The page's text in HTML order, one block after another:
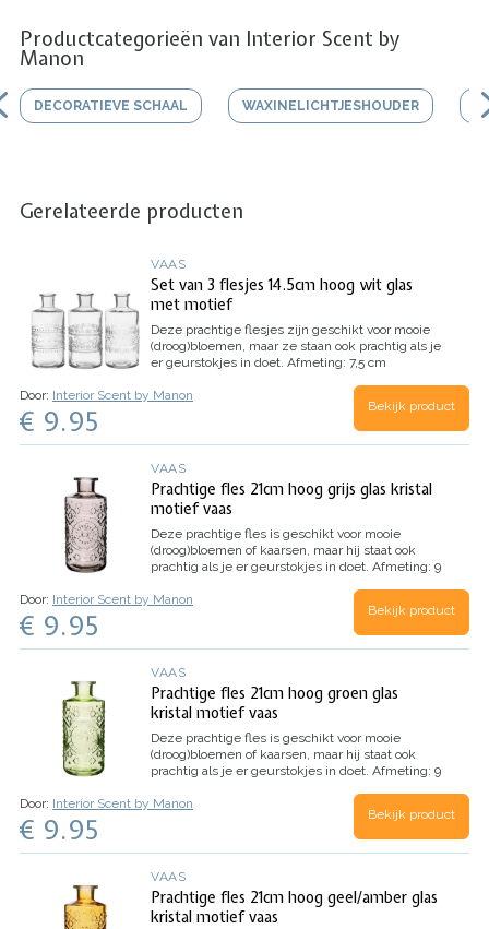
Productcategorieën van Interior Scent by
Manon
DECORATIEVE SCHAAL WAXINELICHTJESHOUDER
Gerelateerde producten
VAAS
Set van 3 flesjes 14.5cm hoog wit glas
met motief
Deze prachtige flesjes zijn geschikt voor mooie
(droog)bloemen, maar ze staan ook prachtig als je
er geurstokjes in doet. Afmeting: 7,5 cm
flesjes met verschillende motieven.
Door: Interior Scent by Manon
€ 9.95 Bekijk product
VAAS
Prachtige fles 21cm hoog grijs glas kristal
motief vaas
Deze prachtige fles is geschikt voor mooie
(droog)bloemen of kaarsen, maar hij staat ook
prachtig als je er geurstokjes in doet. Afmeting: 9
Door: Interior Scent by Manon
€ 9.95 Bekijk product
VAAS
Prachtige fles 21cm hoog groen glas
kristal motief vaas
Deze prachtige fles is geschikt voor mooie
(droog)bloemen of kaarsen, maar hij staat ook
prachtig als je er geurstokjes in doet. Afmeting: 9
Door: Interior Scent by Manon
€ 9.95 Bekijk product
VAAS
Prachtige fles 21cm hoog geel/amber glas
kristal motief vaas